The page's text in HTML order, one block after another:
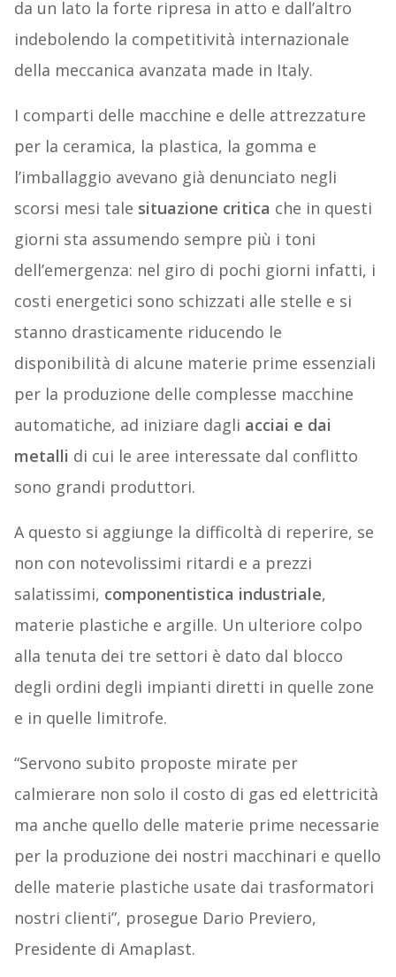
da un lato la forte ripresa in atto e dall’altro
indebolendo la competitività internazionale
della meccanica avanzata made in Italy.
I comparti delle macchine e delle attrezzature
per la ceramica, la plastica, la gomma e
l’imballaggio avevano già denunciato negli
scorsi mesi tale situazione critica che in questi
giorni sta assumendo sempre più i toni
dell’emergenza: nel giro di pochi giorni infatti, i
costi energetici sono schizzati alle stelle e si
stanno drasticamente riducendo le
disponibilità di alcune materie prime essenziali
per la produzione delle complesse macchine
automatiche, ad iniziare dagli acciai e dai
metalli di cui le aree interessate dal conflitto
sono grandi produttori.
A questo si aggiunge la difficoltà di reperire, se
non con notevolissimi ritardi e a prezzi
salatissimi, componentistica industriale,
materie plastiche e argille. Un ulteriore colpo
alla tenuta dei tre settori è dato dal blocco
degli ordini degli impianti diretti in quelle zone
e in quelle limitrofe.
“Servono subito proposte mirate per
calmierare non solo il costo di gas ed elettricità
ma anche quello delle materie prime necessarie
per la produzione dei nostri macchinari e quello
delle materie plastiche usate dai trasformatori
nostri clienti”, prosegue Dario Previero,
Presidente di Amaplast.